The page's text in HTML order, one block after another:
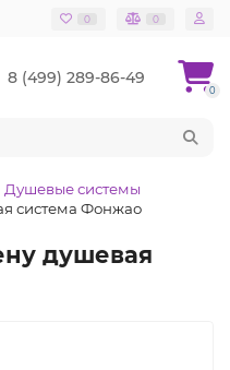
0 0
8 (499) 289-86-49
0
Душевые системы
система Фонжао
душевая